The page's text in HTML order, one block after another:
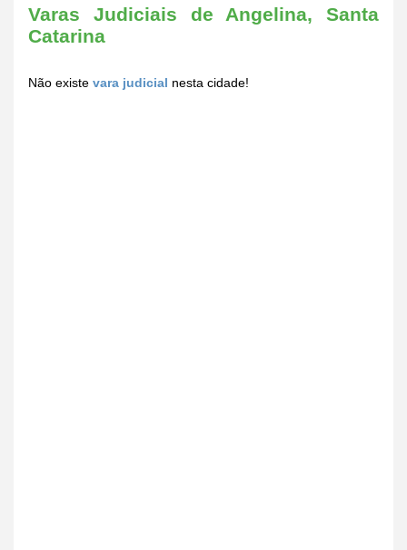
Varas Judiciais de Angelina, Santa
Catarina
Não existe vara judicial nesta cidade!